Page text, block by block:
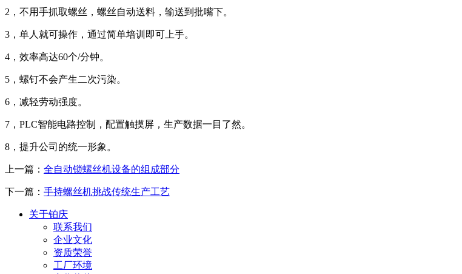
2，不用手抓取螺丝，螺丝自动送料，输送到批嘴下。
3，单人就可操作，通过简单培训即可上手。
4，效率高达60个/分钟。
5，螺钉不会产生二次污染。
6，减轻劳动强度。
7，PLC智能电路控制，配置触摸屏，生产数据一目了然。
8，提升公司的统一形象。
上一篇： 全自动锁螺丝机设备的组成部分
下一篇： 手持螺丝机挑战传统生产工艺
关于铂庆
联系我们
企业文化
资质荣誉
工厂环境